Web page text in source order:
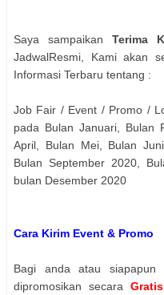
Saya sampaikan Terima
JadwalResmi, Kami akan
Informasi Terbaru tentang :
Job Fair / Event / Promo /
pada Bulan Januari, Bulan
April, Bulan Mei, Bulan
Bulan September 2020,
bulan Desember 2020
Cara Kirim Event & Promo
Bagi anda atau siapapun
dipromosikan secara Gratis